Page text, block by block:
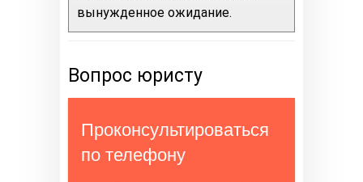
вынужденное ожидание.
Вопрос юристу